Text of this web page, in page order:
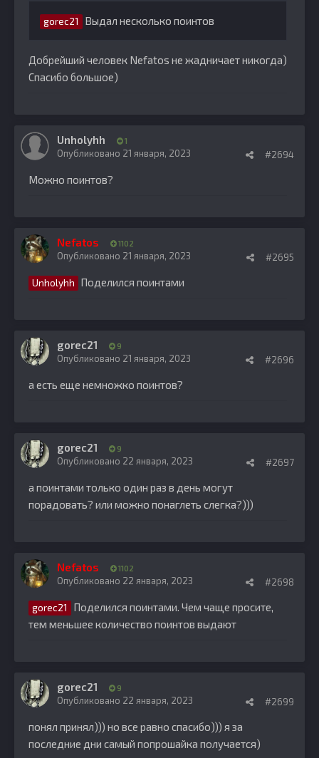
gorec21 Выдал несколько поинтов
Добрейший человек Nefatos не жадничает никогда)
Спасибо большое)
Unholyhh 1
#2694
Опубликовано 21 января, 2023
Можно поинтов?
Nefatos 1102
#2695
Опубликовано 21 января, 2023
Unholyhh Поделился поинтами
gorec21 9
#2696
Опубликовано 21 января, 2023
а есть еще немножко поинтов?
gorec21 9
#2697
Опубликовано 22 января, 2023
а поинтами только один раз в день могут
порадовать? или можно понаглеть слегка?)))
Nefatos 1102
#2698
Опубликовано 22 января, 2023
gorec21
Поделился поинтами. Чем чаще просите,
тем меньшее количество поинтов выдают
gorec21 9
#2699
Опубликовано 22 января, 2023
понял принял))) но все равно спасибо))) я за
последние дни самый попрошайка получается)